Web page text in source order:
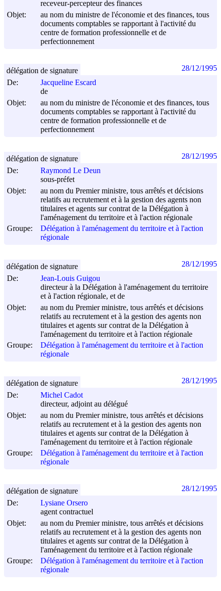
receveur-percepteur des finances
Objet:
au nom du ministre de l'économie et des finances, tous
documents comptables se rapportant à l'activité du
centre de formation professionnelle et de
perfectionnement
De:
Jacqueline Escard
de
Objet:
au nom du ministre de l'économie et des finances, tous
documents comptables se rapportant à l'activité du
centre de formation professionnelle et de
perfectionnement
délégation de signature 28/12/1995
De:
Raymond Le Deun
sous-préfet
Objet:
au nom du Premier ministre, tous arrêtés et décisions
relatifs au recrutement et à la gestion des agents non
titulaires et agents sur contrat de la Délégation à
l'aménagement du territoire et à l'action régionale
Groupe:
Délégation à l'aménagement du territoire et à l'action
régionale
délégation de signature 28/12/1995
De:
Jean-Louis Guigou
directeur à la Délégation à l'aménagement du territoire
et à l'action régionale, et de
Objet:
au nom du Premier ministre, tous arrêtés et décisions
relatifs au recrutement et à la gestion des agents non
titulaires et agents sur contrat de la Délégation à
l'aménagement du territoire et à l'action régionale
Groupe:
Délégation à l'aménagement du territoire et à l'action
régionale
délégation de signature 28/12/1995
De:
Michel Cadot
directeur, adjoint au délégué
Objet:
au nom du Premier ministre, tous arrêtés et décisions
relatifs au recrutement et à la gestion des agents non
titulaires et agents sur contrat de la Délégation à
l'aménagement du territoire et à l'action régionale
Groupe:
Délégation à l'aménagement du territoire et à l'action
régionale
délégation de signature 28/12/1995
De:
Lysiane Orsero
agent contractuel
Objet:
au nom du Premier ministre, tous arrêtés et décisions
relatifs au recrutement et à la gestion des agents non
titulaires et agents sur contrat de la Délégation à
l'aménagement du territoire et à l'action régionale
Groupe:
Délégation à l'aménagement du territoire et à l'action
régionale
délégation de signature 28/12/1995